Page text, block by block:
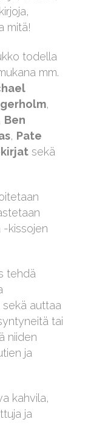
mitä!
todella
mm.
,
Ben
, Pate
sekä
-kissojen
tehdä
sekä auttaa
tai
niiden
ja
kahvila,
ja